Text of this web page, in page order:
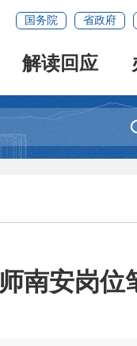
国务院 省政府
解读回应
南安岗位